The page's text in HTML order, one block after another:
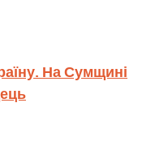
На Сумщині